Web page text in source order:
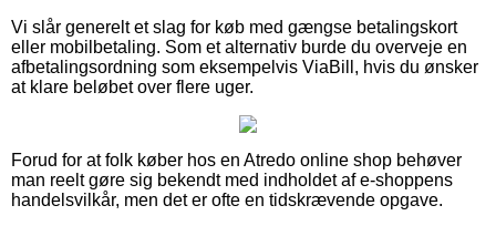
Vi slår generelt et slag for køb med gængse betalingskort
eller mobilbetaling. Som et alternativ burde du overveje en
afbetalingsordning som eksempelvis ViaBill, hvis du ønsker
at klare beløbet over flere uger.
Forud for at folk køber hos en Atredo online shop behøver
man reelt gøre sig bekendt med indholdet af e-shoppens
handelsvilkår, men det er ofte en tidskrævende opgave.